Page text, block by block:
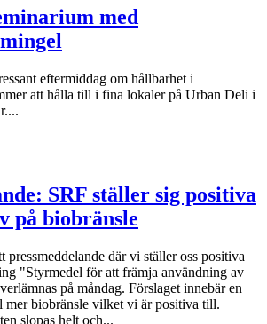
med
eftermiddag om hållbarhet i
att hålla till i fina lokaler på Urban Deli i
SRF ställer sig positiva
på biobränsle
pressmeddelande där vi ställer oss positiva
"Styrmedel för att främja användning av
på måndag. Förslaget innebär en
mer biobränsle vilket vi är positiva till.
slopas helt och...